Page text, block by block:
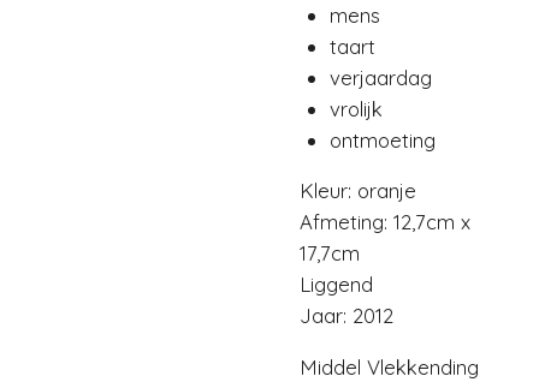
mens
taart
verjaardag
vrolijk
ontmoeting
Kleur: oranje
Afmeting: 12,7cm x
17,7cm
Liggend
Jaar: 2012
Middel Vlekkending